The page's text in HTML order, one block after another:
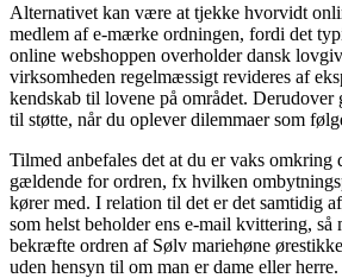
Alternativet kan være at tjekke hvorvidt
medlem af e-mærke ordningen, fordi det
online webshoppen overholder dansk
virksomheden regelmæssigt revideres af
kendskab til lovene på området.
til støtte, når du oplever dilemmaer som
Tilmed anbefales det at du er vaks
gældende for ordren, fx hvilken
kører med. I relation til det er det samtidig
som helst beholder ens e-mail kvittering, så
bekræfte ordren af Sølv mariehøne
uden hensyn til om man er dame eller herre.